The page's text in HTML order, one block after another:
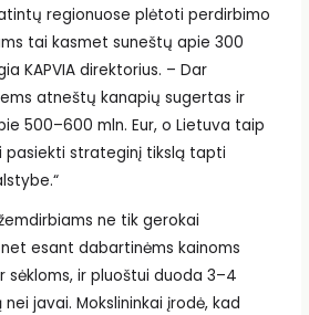
regionuose plėtoti perdirbimo
tai kasmet suneštų apie 300
KAPVIA direktorius. – Dar
atneštų kanapių sugertas ir
500–600 mln. Eur, o Lietuva taip
pasiekti strateginį tikslą tapti
ne tik gerokai
esant dabartinėms kainoms
sėkloms, ir pluoštui duoda 3–4
javai. Mokslininkai įrodė, kad